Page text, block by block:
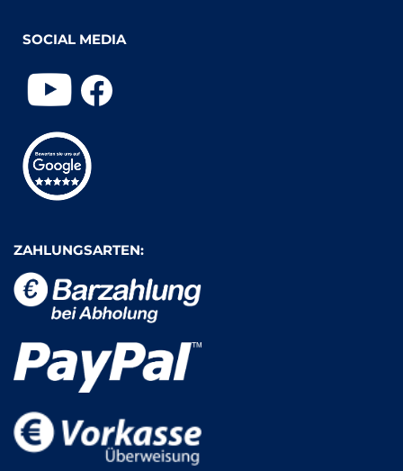
SOCIAL MEDIA
ZAHLUNGSARTEN: